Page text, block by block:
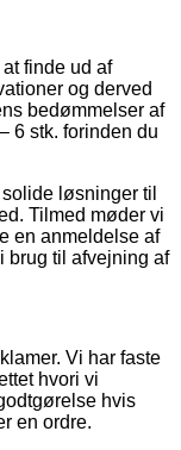
finde ud af
og derved
bedømmelser af
6 stk. forinden du
løsninger til
Tilmed møder vi
en anmeldelse af
brug til afvejning af
Vi har faste
hvori vi
hvis
en ordre.